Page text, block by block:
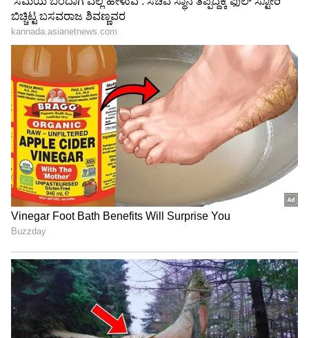
Trade Deal | Party Rounds